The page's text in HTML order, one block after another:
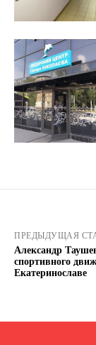
ПРЕДЫДУЩАЯ
Александр
спортивного
Екатеринославе